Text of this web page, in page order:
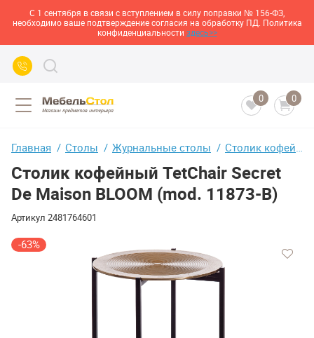
С 1 сентября в связи с вступлением в силу поправки № 156-ФЗ,
необходимо ваше подтверждение согласия на обработку ПД. Политика
конфиденциальности здесь>>
0 0
Главная Столы Журнальные столы Столик кофейный TetChair Secret De Maison BLOOM (mod. 11873-B)
Столик кофейный TetChair Secret
De Maison BLOOM (mod. 11873-B)
Артикул 2481764601
-63%